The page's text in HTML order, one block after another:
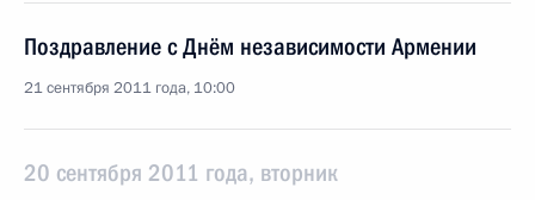
Поздравление с Днём независимости Армении
21 сентября 2011 года, 10:00
20 сентября 2011 года, вторник